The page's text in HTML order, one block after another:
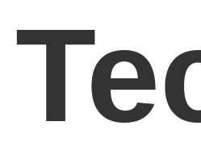
Machines à souder à